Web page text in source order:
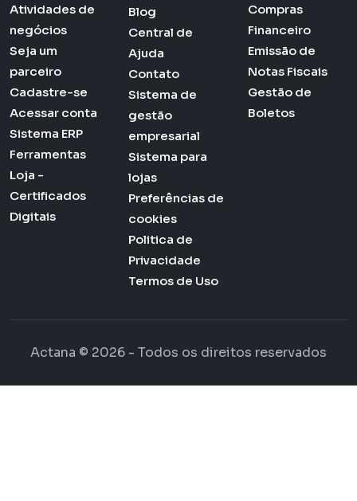
Atividades de
negócios
Seja um
parceiro
Cadastre-se
Acessar conta
Sistema ERP
Ferramentas
Loja -
Certificados
Digitais
Blog
Central de
Ajuda
Contato
Sistema de
gestão
empresarial
Sistema para
lojas
Preferências de
cookies
Politica de
Privacidade
Termos de Uso
Compras
Financeiro
Emissão de
Notas Fiscais
Gestão de
Boletos
Actana © 2026 - Todos os direitos reservados